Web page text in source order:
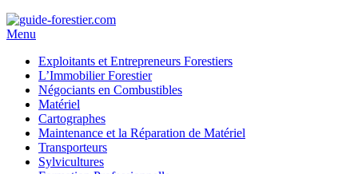
Menu
Exploitants et Entrepreneurs Forestiers
L’Immobilier Forestier
Négociants en Combustibles
Matériel
Cartographes
Maintenance et la Réparation de Matériel
Transporteurs
Sylvicultures